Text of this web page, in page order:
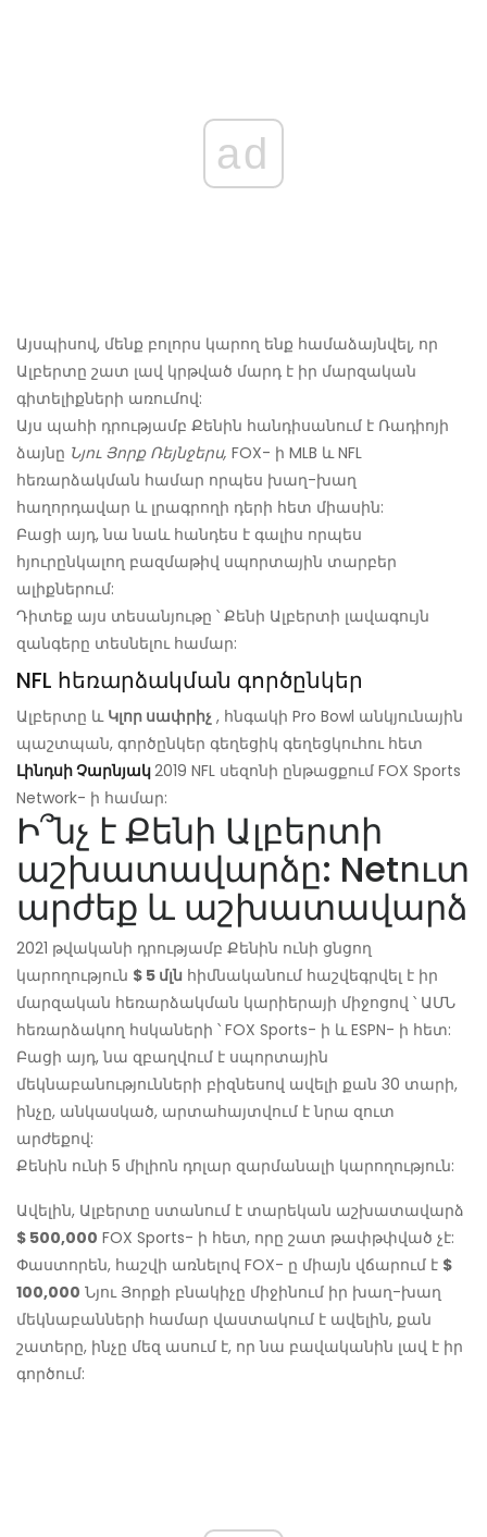
ad
Այսպիսով, մենք բոլորս կարող ենք համաձայնվել, որ
Ալբերտը շատ լավ կրթված մարդ է իր մարզական
գիտելիքների առումով:
Այս պահի դրությամբ Քենին հանդիսանում է Ռադիոյի
ձայնը Նյու Յորք Ռեյնջերս, FOX- ի MLB և NFL
հեռարձակման համար որպես խաղ-խաղ
հաղորդավար և լրագրողի դերի հետ միասին:
Բացի այդ, նա նաև հանդես է գալիս որպես
հյուրընկալող բազմաթիվ սպորտային տարբեր
ալիքներում:
Դիտեք այս տեսանյութը ՝ Քենի Ալբերտի լավագույն
զանգերը տեսնելու համար:
NFL հեռարձակման գործընկեր
Ալբերտը և Կլոր սափրիչ , հնգակի Pro Bowl անկյունային
պաշտպան, գործընկեր գեղեցիկ գեղեցկուհու հետ
Լինդսի Չարնյակ2019 NFL սեզոնի ընթացքում FOX Sports
Network- ի համար:
Ի՞նչ է Քենի Ալբերտի
աշխատավարձը: Netուտ
արժեք և աշխատավարձ
2021 թվականի դրությամբ Քենին ունի ցնցող
կարողություն $ 5 մլն հիմնականում հաշվեգրվել է իր
մարզական հեռարձակման կարիերայի միջոցով ՝ ԱՄՆ
հեռարձակող հսկաների ՝ FOX Sports- ի և ESPN- ի հետ:
Բացի այդ, նա զբաղվում է սպորտային
մեկնաբանությունների բիզնեսով ավելի քան 30 տարի,
ինչը, անկասկած, արտահայտվում է նրա զուտ
արժեքով:
Քենին ունի 5 միլիոն դոլար զարմանալի կարողություն:
Ավելին, Ալբերտը ստանում է տարեկան աշխատավարձ
$ 500,000 FOX Sports- ի հետ, որը շատ թափթփված չէ:
Փաստորեն, հաշվի առնելով FOX- ը միայն վճարում է $
100,000 Նյու Յորքի բնակիչը միջինում իր խաղ-խաղ
մեկնաբանների համար վաստակում է ավելին, քան
շատերը, ինչը մեզ ասում է, որ նա բավականին լավ է իր
գործում: